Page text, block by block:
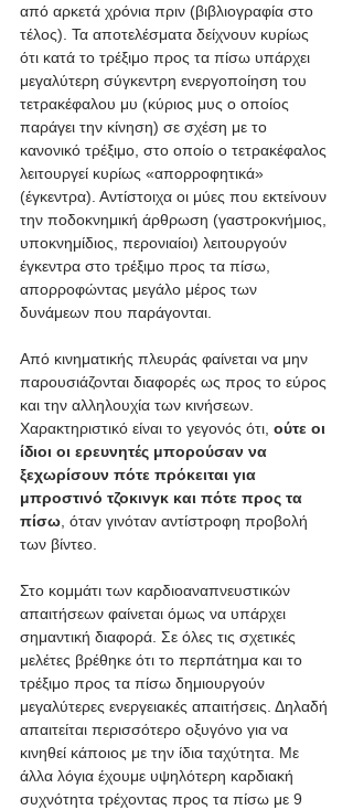
από αρκετά χρόνια πριν (βιβλιογραφία στο
τέλος). Τα αποτελέσματα δείχνουν κυρίως
ότι κατά το τρέξιμο προς τα πίσω υπάρχει
μεγαλύτερη σύγκεντρη ενεργοποίηση του
τετρακέφαλου μυ (κύριος μυς ο οποίος
παράγει την κίνηση) σε σχέση με το
κανονικό τρέξιμο, στο οποίο ο τετρακέφαλος
λειτουργεί κυρίως «απορροφητικά»
(έγκεντρα). Αντίστοιχα οι μύες που εκτείνουν
την ποδοκνημική άρθρωση (γαστροκνήμιος,
υποκνημίδιος, περονιαίοι) λειτουργούν
έγκεντρα στο τρέξιμο προς τα πίσω,
απορροφώντας μεγάλο μέρος των
δυνάμεων που παράγονται.
Από κινηματικής πλευράς φαίνεται να μην
παρουσιάζονται διαφορές ως προς το εύρος
και την αλληλουχία των κινήσεων.
Χαρακτηριστικό είναι το γεγονός ότι, ούτε οι
ίδιοι οι ερευνητές μπορούσαν να
ξεχωρίσουν πότε πρόκειται για
μπροστινό τζοκινγκ και πότε προς τα
πίσω , όταν γινόταν αντίστροφη προβολή
των βίντεο.
Στο κομμάτι των καρδιοαναπνευστικών
απαιτήσεων φαίνεται όμως να υπάρχει
σημαντική διαφορά. Σε όλες τις σχετικές
μελέτες βρέθηκε ότι το περπάτημα και το
τρέξιμο προς τα πίσω δημιουργούν
μεγαλύτερες ενεργειακές απαιτήσεις. Δηλαδή
απαιτείται περισσότερο οξυγόνο για να
κινηθεί κάποιος με την ίδια ταχύτητα. Με
άλλα λόγια έχουμε υψηλότερη καρδιακή
συχνότητα τρέχοντας προς τα πίσω με 9